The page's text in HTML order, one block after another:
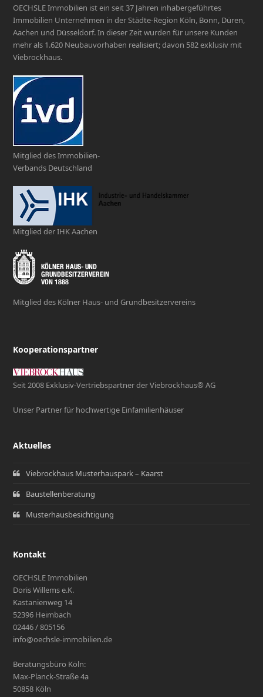
OECHSLE Immobilien ist ein seit 37 Jahren inhabergeführtes
Immobilien Unternehmen in der Städte-Region Köln, Bonn, Düren,
Aachen und Düsseldorf. In dieser Zeit wurden für unsere Kunden
mehr als 1.620 Neubauvorhaben realisiert; davon 582 exklusiv mit
Viebrockhaus.
Mitglied des Immobilien-
Verbands Deutschland
Mitglied der IHK Aachen
Mitglied des Kölner Haus- und Grundbesitzervereins
Kooperationspartner
Seit 2008 Exklusiv-Vertriebspartner der Viebrockhaus® AG
Unser Partner für hochwertige Einfamilienhäuser
Aktuelles
Viebrockhaus Musterhauspark – Kaarst
Baustellenberatung
Musterhausbesichtigung
Kontakt
OECHSLE Immobilien
Doris Willems e.K.
Kastanienweg 14
52396 Heimbach
02446 / 805156
info@oechsle-immobilien.de
Beratungsbüro Köln:
Max-Planck-Straße 4a
50858 Köln